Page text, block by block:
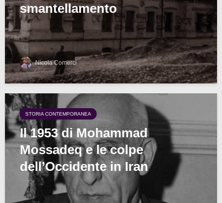
smantellamento
Nicola Comerci
STORIA CONTEMPORANEA
Il 1953 di Mohammad
Mossadeq e le colpe
dell’Occidente in Iran